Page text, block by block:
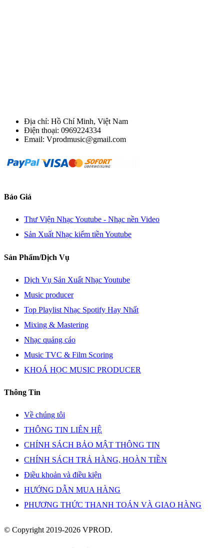
Địa chỉ: Hồ Chí Minh, Việt Nam
Điện thoại: 0969224334
Email: Vprodmusic@gmail.com
Báo Giá
Thư Viện Nhạc Youtube - Nhạc nền Video
Sản Xuất Nhạc kiếm tiền Youtube
Sản Phẩm/Dịch Vụ
Dịch Vụ Sản Xuất Nhạc Youtube
Music producer
Top Playlist Nhạc Spotify Hay Nhất
Mixing & Mastering
Nhạc quảng cáo
Music TVC & Film Scoring
KHOÁ HỌC MUSIC PRODUCER
Thông Tin
Về chúng tôi
THÔNG TIN LIÊN HỆ
CHÍNH SÁCH BẢO MẬT THÔNG TIN
CHÍNH SÁCH TRẢ HÀNG, HOÀN TIỀN
Điều khoản và điều kiện
HƯỚNG DẪN MUA HÀNG
PHƯƠNG THỨC THANH TOÁN VÀ GIAO HÀNG
© Copyright 2019-2026 VPROD.